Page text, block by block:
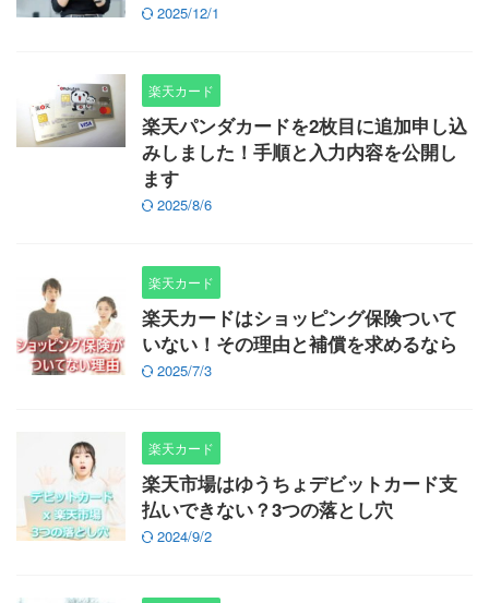
2025/12/1
楽天カード
楽天パンダカードを2枚目に追加申し込
みしました！手順と入力内容を公開し
ます
2025/8/6
楽天カード
楽天カードはショッピング保険ついて
いない！その理由と補償を求めるなら
2025/7/3
楽天カード
楽天市場はゆうちょデビットカード支
払いできない？3つの落とし穴
2024/9/2